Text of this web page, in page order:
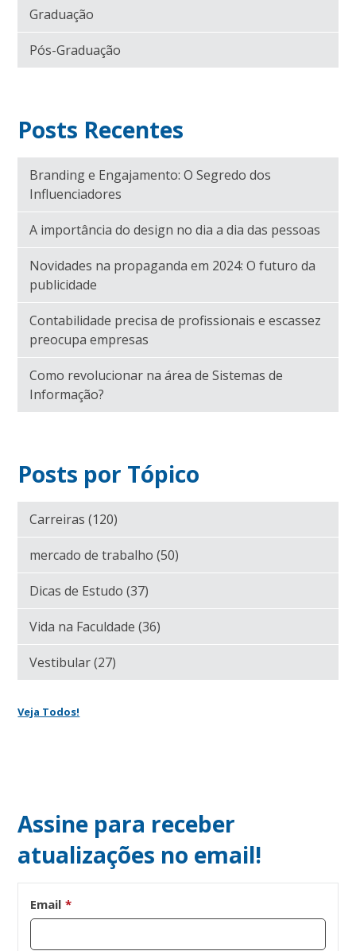
Graduação
Pós-Graduação
Posts Recentes
Branding e Engajamento: O Segredo dos
Influenciadores
A importância do design no dia a dia das pessoas
Novidades na propaganda em 2024: O futuro da
publicidade
Contabilidade precisa de profissionais e escassez
preocupa empresas
Como revolucionar na área de Sistemas de
Informação?
Posts por Tópico
Carreiras(120)
mercado de trabalho(50)
Dicas de Estudo(37)
Vida na Faculdade(36)
Vestibular(27)
Veja Todos!
Assine para receber
atualizações no email!
Email *